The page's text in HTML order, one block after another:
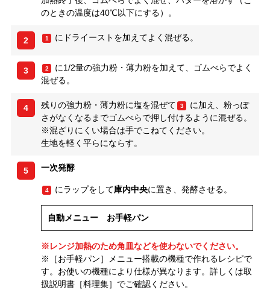
のときの温度は40℃以下にする）。
2 1 にドライーストを加えてよく混ぜる。
3 2
に1/2量の強力粉・薄力粉を加えて、ゴムべらでよく
混ぜる。
4 残りの強力粉・薄力粉に塩を混ぜて 3
に加え、粉っぽ
さがなくなるまでゴムべらで押し付けるように混ぜる。
※混ざりにくい場合は手でこねてください。
生地を軽く平らにならす。
5 一次発酵
4 にラップをして庫内中央に置き、発酵させる。
自動メニュー お手軽パン
※レンジ加熱のため角皿などを使わないでください。
※［お手軽パン］メニュー搭載の機種で作れるレシピで
す。お使いの機種により仕様が異なります。詳しくは取
扱説明書［料理集］でご確認ください。